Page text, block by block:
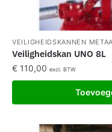
VEILIGHEIDSKANNEN
Veiligheidskan UNO 8L
€ 110,00 excl. BTW